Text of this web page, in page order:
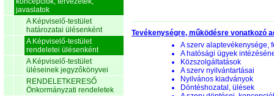
javaslatok
A Képviselő-testület
határozatai ülésenként
A Képviselő-testület
rendeletei ülésenként
A Képviselő-testület
üléseinek jegyzőkönyvei
RENDELETKERESŐ
Önkormányzati rendeletek
Tevékenységre, működésre vonatkozó
A szerv alaptevékenysége,
A hatósági ügyek
Közszolgáltatások
A szerv nyilvántartásai
Nyilvános kiadványok
Döntéshozatal, ülések